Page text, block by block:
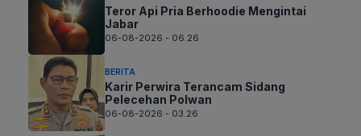
Teror Api Pria Berhoodie Mengintai
Jabar
06-08-2026 - 06.26
BERITA
Karir Perwira Terancam Sidang
Pelecehan Polwan
06-08-2026 - 03.26